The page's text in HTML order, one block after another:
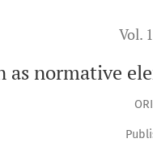
Vol.
normative